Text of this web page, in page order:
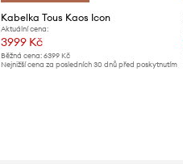
Kabelka Tous Kaos Icon
Aktuální cena:
3999 Kč
Běžná cena: 6399 Kč
Nejnižší cena za posledních 30 dnů před poskytnutím